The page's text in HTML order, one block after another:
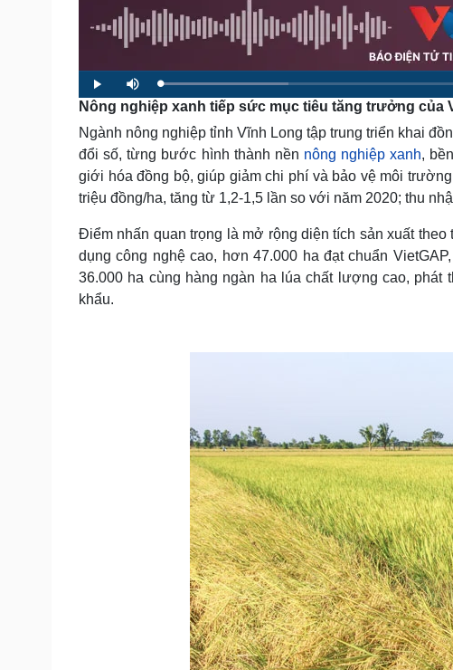
Sức khỏe
Dinh dưỡng - món ngon
Cây thuốc
Sản phụ khoa
Nhi khoa
Nam khoa
Làm đẹp - giảm cân
Phòng mạch online
Ăn sạch sống khỏe
Đời sống
Blog
P
l
a
M
u
t
e
L
o
a
d
d
2
0
2
%
Nông nghiệp xanh tiếp sức mục tiêu tăng trưởng của
Ngành nông nghiệp tỉnh Vĩnh Long tập trung triển khai
đổi số, từng bước hình thành nền nông nghiệp xanh,
giới hóa đồng bộ, giúp giảm chi phí và bảo vệ môi
triệu đồng/ha, tăng từ 1,2-1,5 lần so với năm 2020; thu
Điểm nhấn quan trọng là mở rộng diện tích sản xuất
dụng công nghệ cao, hơn 47.000 ha đạt chuẩn
36.000 ha cùng hàng ngàn ha lúa chất lượng cao,
khẩu.